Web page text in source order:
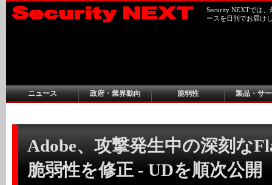
Security NEXTでは
ースを日刊でお届け
ニュース 政府・業界動向 脆弱性 製品・サ
Adobe、攻撃発生中の深刻な
脆弱性を修正 - UDを順次公開